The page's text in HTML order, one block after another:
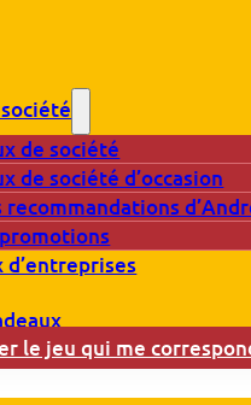
de société
de société d’occasion
recommandations
d’entreprises
le jeu qui me